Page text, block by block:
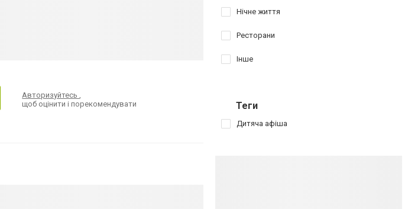
Авторизуйтесь,
щоб оцінити і порекомендувати
Нічне життя
Ресторани
Інше
Теги
Дитяча афіша